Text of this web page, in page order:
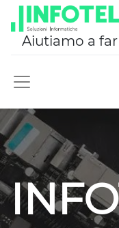
Aiutiamo a